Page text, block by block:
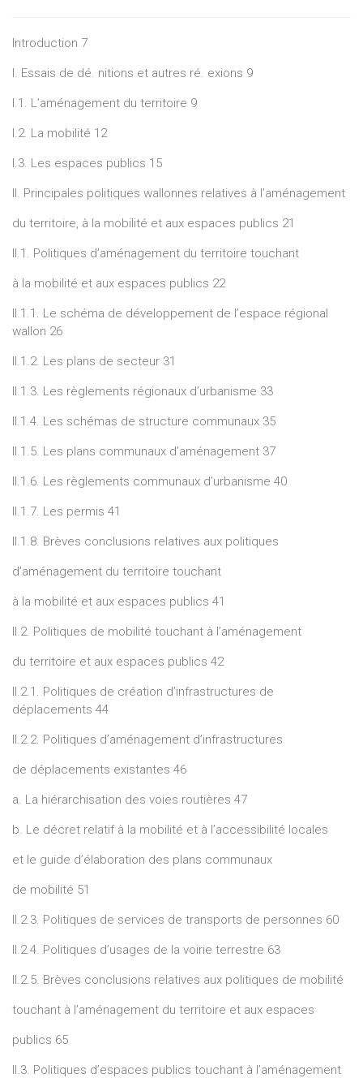
Introduction 7
I. Essais de dé. nitions et autres ré. exions 9
I.1. L’aménagement du territoire 9
I.2. La mobilité 12
I.3. Les espaces publics 15
II. Principales politiques wallonnes relatives à l’aménagement
du territoire, à la mobilité et aux espaces publics 21
II.1. Politiques d’aménagement du territoire touchant
à la mobilité et aux espaces publics 22
II.1.1. Le schéma de développement de l’espace régional
wallon 26
II.1.2. Les plans de secteur 31
II.1.3. Les règlements régionaux d’urbanisme 33
II.1.4. Les schémas de structure communaux 35
II.1.5. Les plans communaux d’aménagement 37
II.1.6. Les règlements communaux d’urbanisme 40
II.1.7. Les permis 41
II.1.8. Brèves conclusions relatives aux politiques
d’aménagement du territoire touchant
à la mobilité et aux espaces publics 41
II.2. Politiques de mobilité touchant à l’aménagement
du territoire et aux espaces publics 42
II.2.1. Politiques de création d’infrastructures de
déplacements 44
II.2.2. Politiques d’aménagement d’infrastructures
de déplacements existantes 46
a. La hiérarchisation des voies routières 47
b. Le décret relatif à la mobilité et à l’accessibilité locales
et le guide d’élaboration des plans communaux
de mobilité 51
II.2.3. Politiques de services de transports de personnes 60
II.2.4. Politiques d’usages de la voirie terrestre 63
II.2.5. Brèves conclusions relatives aux politiques de mobilité
touchant à l’aménagement du territoire et aux espaces
publics 65
II.3. Politiques d’espaces publics touchant à l’aménagement